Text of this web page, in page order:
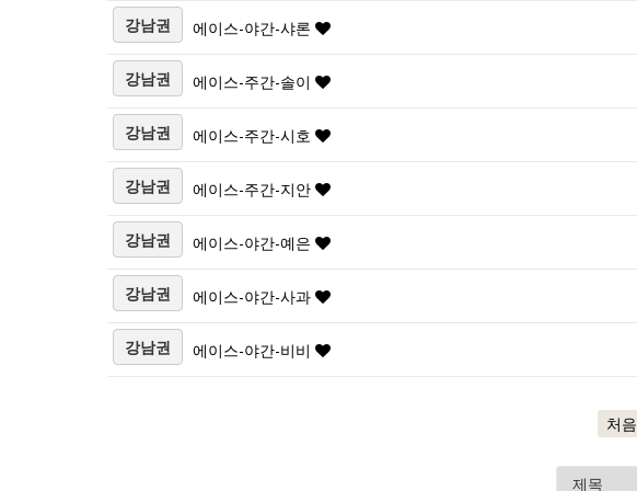
강남권 에이스-야간-샤론
강남권 에이스-주간-솔이
강남권 에이스-주간-시호
강남권 에이스-주간-지안
강남권 에이스-야간-예은
강남권 에이스-야간-사과
강남권 에이스-야간-비비
처음